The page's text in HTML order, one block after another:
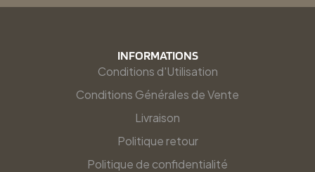
INFORMATIONS
Conditions d'Utilisation
Conditions Générales de Vente
Livraison
Politique retour
Politique de confidentialité